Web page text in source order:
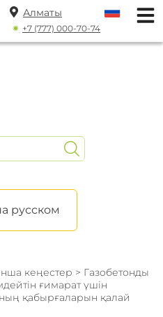
Алматы
+7 (777) 000-70-74
русском
кеңестер > Газобетонды
ғимарат үшін
қабырғаларын қалай